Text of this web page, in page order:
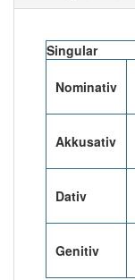
Singular
Nominativ
Akkusativ
Dativ
Genitiv